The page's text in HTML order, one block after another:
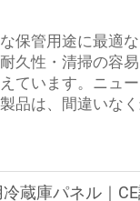
保管用途に最適
久性・清掃の容
ています。ニュ
品は、間違いな
蔵庫パネル｜CE認証